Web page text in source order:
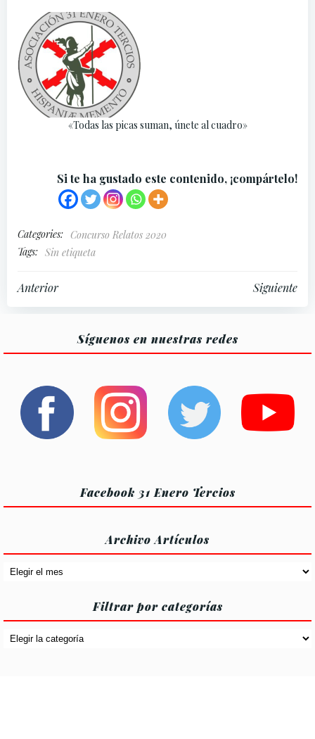
«Todas las picas suman, únete al cuadro»
Si te ha gustado este contenido, ¡compártelo!
Categories: Concurso Relatos 2020
Tags: Sin etiqueta
Navegación
las
entradas
Anterior
Navegación
por
las
entradas
Siguiente
Síguenos en nuestras redes
Facebook 31 Enero Tercios
Archivo Artículos
Archivo
Filtrar por categorías
Filtrar